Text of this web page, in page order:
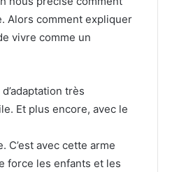
Alors comment expliquer
vivre comme un
très
Et plus encore, avec le
C’est avec cette arme
force les enfants et les